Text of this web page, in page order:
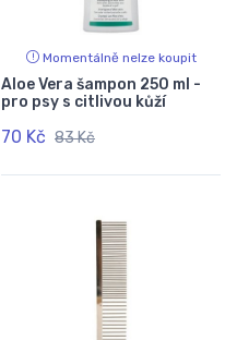
Momentálně nelze koupit
Aloe Vera šampon 250 ml -
pro psy s citlivou kůží
70 Kč 83 Kč